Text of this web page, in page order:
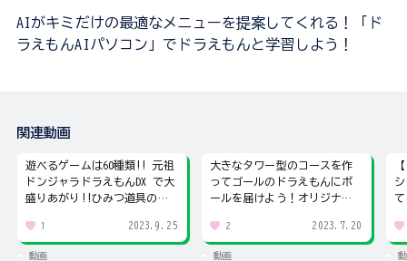
AIがキミだけの最適なメニューを提案してくれる！「ド
ラえもんAIパソコン」でドラえもんと学習しよう！
関連動画
遊べるゲームは60種類!! 元祖
ドンジャラドラえもんDX で大
盛りあがり!!ひみつ道具のパ
1 2023.9.25
動画
大きなタワー型のコースを作
ってゴールのドラえもんにボ
ールを届けよう！オリジナル
2 2023.7.20
動画